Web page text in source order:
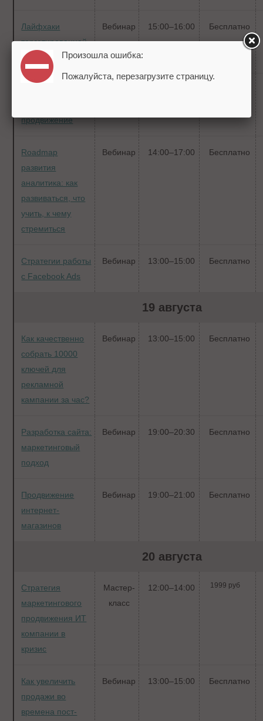
Лайфхаки
таргетированной
рекламы
Вебинар 15:00–16:00 Бесплатно
продвижение
Roadmap
развития
аналитика: как
развиваться, что
учить, к чему
стремиться
Вебинар 14:00–17:00 Бесплатно
Стратегии работы
с Facebook Ads
Вебинар 13:00–15:00 Бесплатно
19 августа
Как качественно
собрать 10000
ключей для
рекламной
кампании за час?
Вебинар 13:00–15:00 Бесплатно
Разработка сайта:
маркетинговый
подход
Вебинар 19:00–20:30 Бесплатно
Продвижение
интернет-
магазинов
Вебинар 19:00–21:00 Бесплатно
20 августа
Стратегия
маркетингового
продвижения ИТ
компании в
кризис
Мастер-
класс
12:00–14:00 1999 руб
Как увеличить
продажи во
времена пост-
Вебинар 13:00–15:00 Бесплатно
Произошла ошибка:
Пожалуйста, перезагрузите страницу.